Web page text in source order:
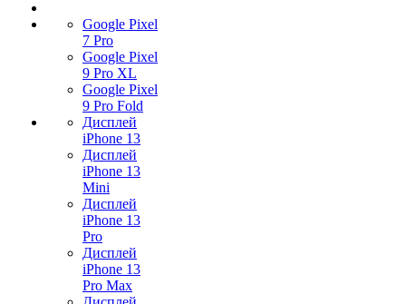
Google Pixel
7 Pro
Google Pixel
9 Pro XL
Google Pixel
9 Pro Fold
Дисплей
iPhone 13
Дисплей
iPhone 13
Mini
Дисплей
iPhone 13
Pro
Дисплей
iPhone 13
Pro Max